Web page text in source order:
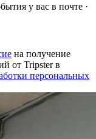
у вас в почте ·
на получение
от Tripster в
персональных